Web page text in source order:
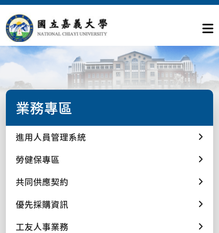
業務專區
進用人員管理系統
勞健保專區
共同供應契約
優先採購資訊
工友人事業務